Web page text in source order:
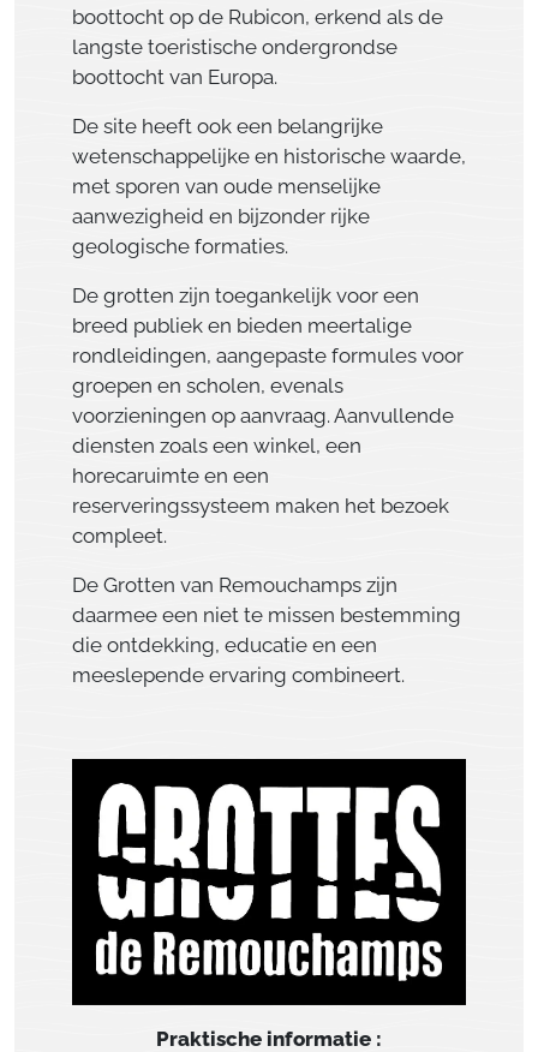
boottocht op de Rubicon, erkend als de
langste toeristische ondergrondse
boottocht van Europa.
De site heeft ook een belangrijke
wetenschappelijke en historische waarde,
met sporen van oude menselijke
aanwezigheid en bijzonder rijke
geologische formaties.
De grotten zijn toegankelijk voor een
breed publiek en bieden meertalige
rondleidingen, aangepaste formules voor
groepen en scholen, evenals
voorzieningen op aanvraag. Aanvullende
diensten zoals een winkel, een
horecaruimte en een
reserveringssysteem maken het bezoek
compleet.
De Grotten van Remouchamps zijn
daarmee een niet te missen bestemming
die ontdekking, educatie en een
meeslepende ervaring combineert.
Praktische informatie :